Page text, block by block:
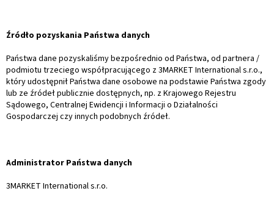
Źródło pozyskania Państwa danych
Państwa dane pozyskaliśmy bezpośrednio od Państwa, od partnera /
podmiotu trzeciego współpracującego z 3MARKET International s.r.o.,
który udostępnił Państwa dane osobowe na podstawie Państwa zgody
lub ze źródeł publicznie dostępnych, np. z Krajowego Rejestru
Sądowego, Centralnej Ewidencji i Informacji o Działalności
Gospodarczej czy innych podobnych źródeł.
Administrator Państwa danych
3MARKET International s.r.o.